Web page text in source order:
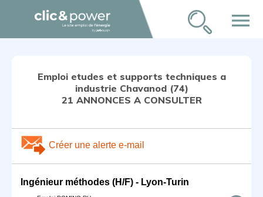
menu
Emploi etudes et supports techniques a
industrie Chavanod (74)
21 ANNONCES A CONSULTER
Créer une alerte e-mail
Ingénieur méthodes (H/F) - Lyon-Turin